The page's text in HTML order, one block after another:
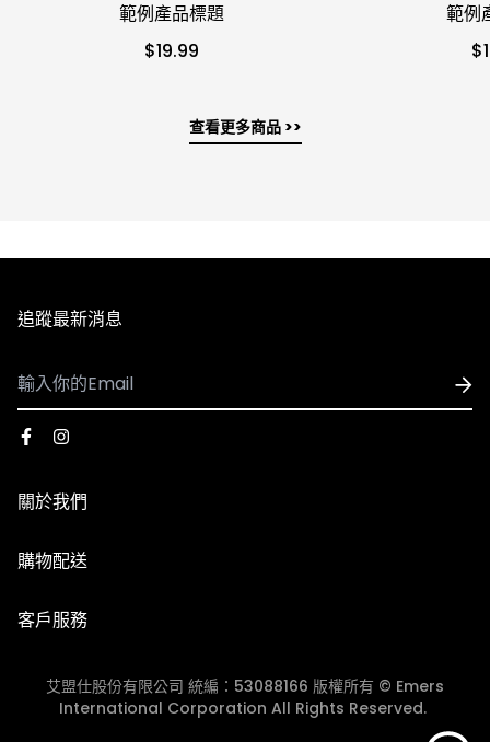
範例產品標題
$19.99
範例
查看更多商品 >>
關於我們
購物配送
客戶服務
會員中心
追蹤最新消息
艾盟仕股份有限公司 統編：53088166 版權所有 © Emers
International Corporation All Rights Reserved.